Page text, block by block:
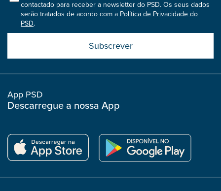
contactado para receber a newsletter do PSD. Os seus dados
serão tratados de acordo com a Política de Privacidade do
PSD.
boostrap
col
App PSD
Descarregue a nossa App